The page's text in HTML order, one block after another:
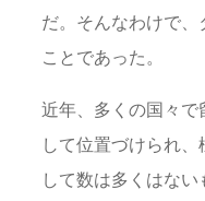
だ。そんなわけで
ことであった。
近年、多くの国々で
して位置づけられ
して数は多くはな